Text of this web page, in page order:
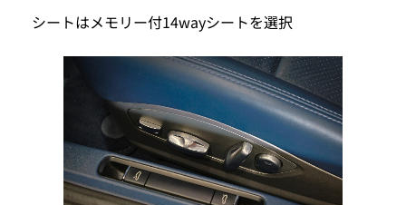
シートはメモリー付14wayシートを選択